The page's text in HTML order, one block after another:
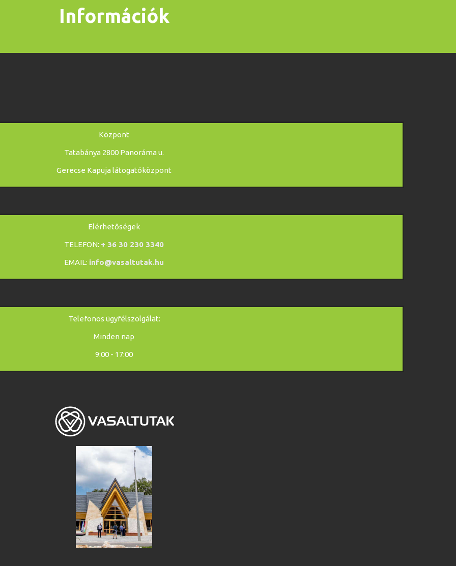
Információk
Központ
Tatabánya 2800 Panoráma u.
Gerecse Kapuja látogatóközpont
Elérhetőségek
TELEFON: + 36 30 230 3340
EMAIL: info@vasaltutak.hu
Telefonos ügyfélszolgálat:
Minden nap
9:00 - 17:00